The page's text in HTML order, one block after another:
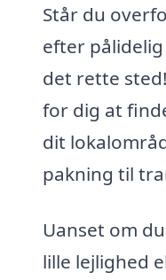
Står du
efter
det rette
for dig at
dit
pakning til
Uanset om
lille lejlighed